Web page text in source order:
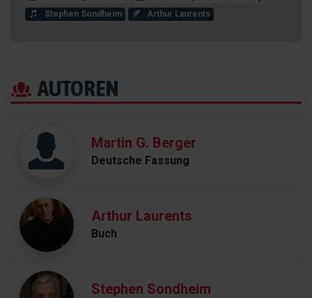
Stephen Sondheim
Arthur Laurents
AUTOREN
Martin G. Berger
Deutsche Fassung
Arthur Laurents
Buch
Stephen Sondheim